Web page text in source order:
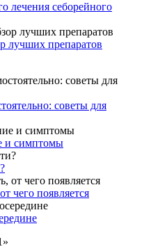
лечения себорейного
лучших препаратов
советы для
и симптомы
чего появляется